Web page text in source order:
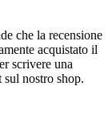
che la recensione
acquistato il
scrivere una
sul nostro shop.